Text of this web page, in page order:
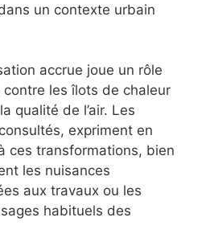
un contexte urbain
accrue joue un rôle
les îlots de chaleur
qualité de l’air. Les
expriment en
ces transformations, bien
les nuisances
aux travaux ou les
habituels des